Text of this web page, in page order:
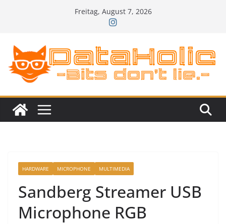
Freitag, August 7, 2026
HARDWARE MICROPHONE MULTIMEDIA
Sandberg Streamer USB
Microphone RGB